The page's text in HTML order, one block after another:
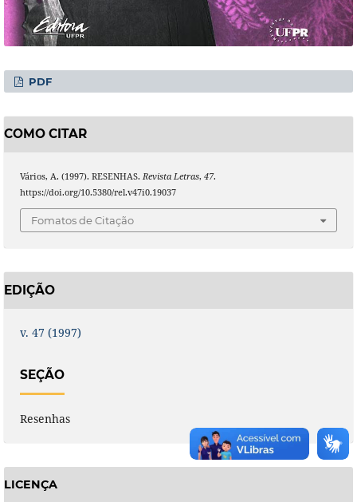
PDF
COMO CITAR
Vários, A. (1997). RESENHAS. Revista Letras, 47.
https://doi.org/10.5380/rel.v47i0.19037
Fomatos de Citação
EDIÇÃO
v. 47 (1997)
SEÇÃO
Resenhas
LICENÇA